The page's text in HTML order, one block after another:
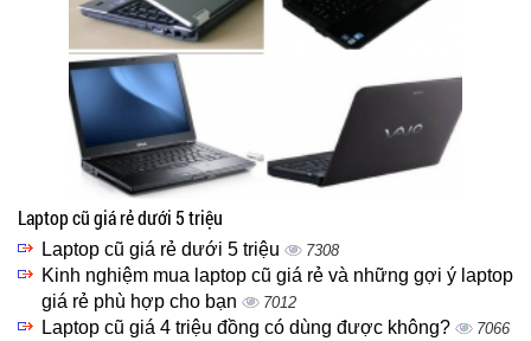
Laptop cũ giá rẻ dưới 5 triệu
Laptop cũ giá rẻ dưới 5 triệu 7308
Kinh nghiệm mua laptop cũ giá rẻ và những gợi ý laptop
giá rẻ phù hợp cho bạn
7012
Laptop cũ giá 4 triệu đồng có dùng được không? 7066